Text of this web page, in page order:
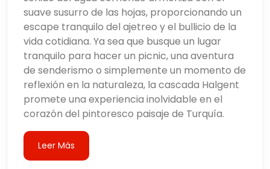
suave susurro de las hojas, proporcionando un
escape tranquilo del ajetreo y el bullicio de la
vida cotidiana. Ya sea que busque un lugar
tranquilo para hacer un picnic, una aventura
de senderismo o simplemente un momento de
reflexión en la naturaleza, la cascada Halgent
promete una experiencia inolvidable en el
corazón del pintoresco paisaje de Turquía.
Leer Más